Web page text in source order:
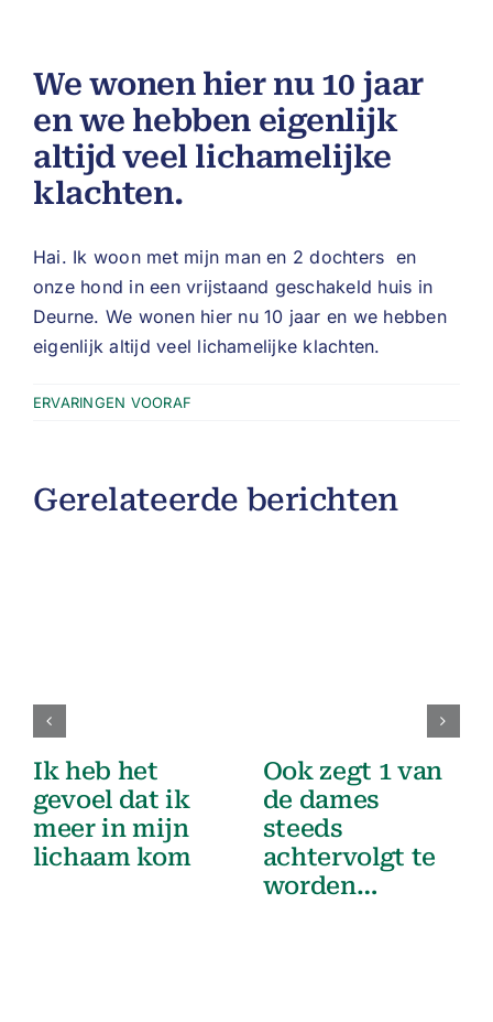
We wonen hier nu 10 jaar
en we hebben eigenlijk
altijd veel lichamelijke
klachten.
Hai. Ik woon met mijn man en 2 dochters en
onze hond in een vrijstaand geschakeld huis in
Deurne. We wonen hier nu 10 jaar en we hebben
eigenlijk altijd veel lichamelijke klachten.
ERVARINGEN VOORAF
Gerelateerde berichten
Ik heb het
gevoel dat ik
meer in mijn
lichaam kom
Ook zegt 1 van
de dames
steeds
achtervolgt te
worden…